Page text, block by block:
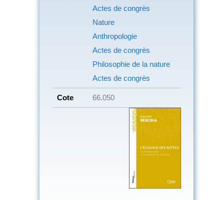
Actes de congrès
Nature
Anthropologie
Actes de congrès
Philosophie de la nature
Actes de congrès
Cote 66.050